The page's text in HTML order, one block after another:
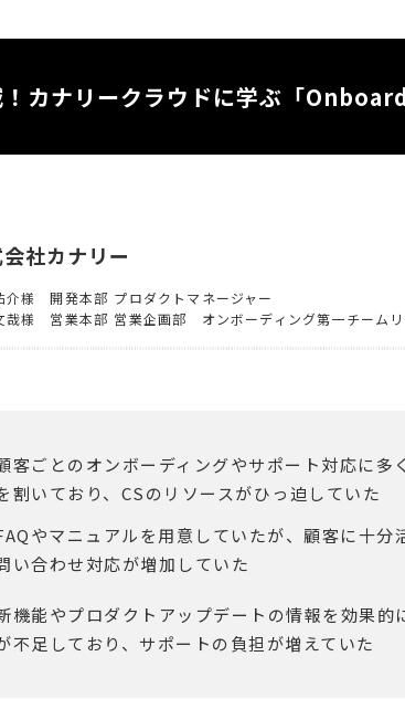
カナリークラウドに学ぶ「
社カナリー
介様 開発本部 プロダクトマネージャー
哉様 営業本部 営業企画部 オンボーディング第一チームリ
客ごとのオンボーディングやサポート対応に多
割いており、CSのリソースがひっ迫していた
やマニュアルを用意していたが、顧客に十分
い合わせ対応が増加していた
機能やプロダクトアップデートの情報を効果的
不足しており、サポートの負担が増えていた